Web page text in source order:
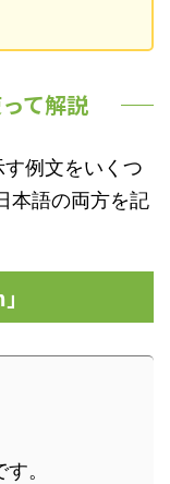
て解説
例文をいくつ
本語の両方を記
。